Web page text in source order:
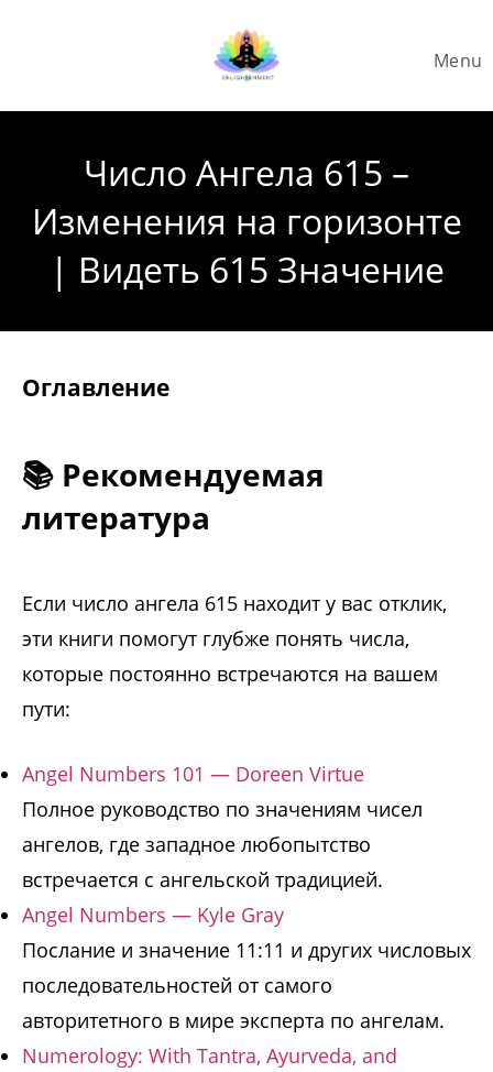
Menu
Число Ангела 615 –
Изменения на горизонте
| Видеть 615 Значение
Оглавление
📚 Рекомендуемая
литература
Если число ангела 615 находит у вас отклик,
эти книги помогут глубже понять числа,
которые постоянно встречаются на вашем
пути:
Angel Numbers 101 — Doreen Virtue
Полное руководство по значениям чисел
ангелов, где западное любопытство
встречается с ангельской традицией.
Angel Numbers — Kyle Gray
Послание и значение 11:11 и других числовых
последовательностей от самого
авторитетного в мире эксперта по ангелам.
Numerology: With Tantra, Ayurveda, and